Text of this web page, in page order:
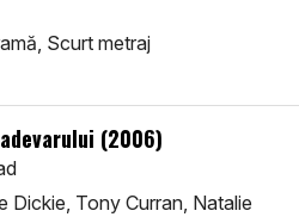
Scurt metraj
(2006)
Dickie, Tony Curran, Natalie